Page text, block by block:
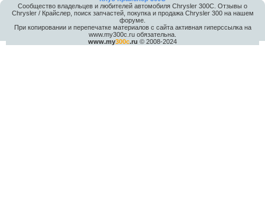
Сообщество владельцев и любителей автомобиля Chrysler 300С. Отзывы о
Chrysler / Крайслер, поиск запчастей, покупка и продажа Chrysler 300 на нашем
форуме.
При копировании и перепечатке материалов с сайта активная гиперссылка на
www.my300c.ru обязательна.
www.my300c.ru © 2008-2024